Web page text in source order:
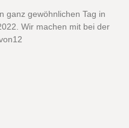
ganz gewöhnlichen Tag in
Wir machen mit bei der